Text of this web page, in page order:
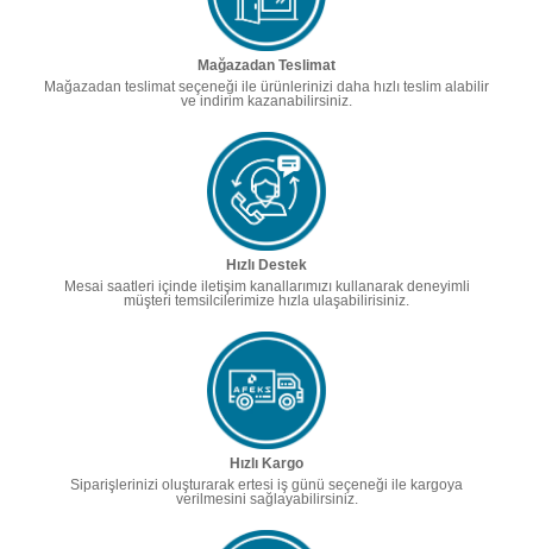
Mağazadan Teslimat
Mağazadan teslimat seçeneği ile ürünlerinizi daha hızlı teslim alabilir
ve indirim kazanabilirsiniz.
Hızlı Destek
Mesai saatleri içinde iletişim kanallarımızı kullanarak deneyimli
müşteri temsilcilerimize hızla ulaşabilirisiniz.
Hızlı Kargo
Siparişlerinizi oluşturarak ertesi iş günü seçeneği ile kargoya
verilmesini sağlayabilirsiniz.